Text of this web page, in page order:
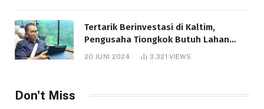
Tertarik Berinvestasi di Kaltim,
Pengusaha Tiongkok Butuh Lahan
1.000 Hektare
20 JUNI 2024 3,321VIEWS
Don't Miss